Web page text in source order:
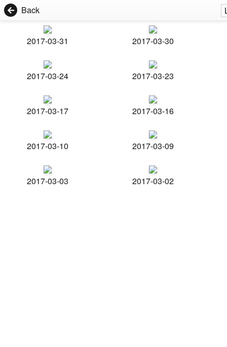
Back
2017-03-31 2017-03-30
2017-03-24 2017-03-23
2017-03-17 2017-03-16
2017-03-10 2017-03-09
2017-03-03 2017-03-02